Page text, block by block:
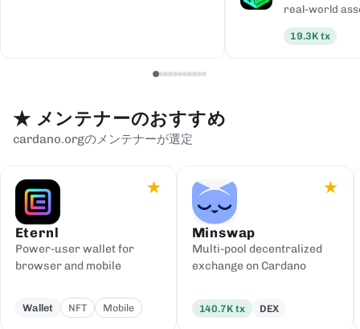
real-world
19.3K tx
★ メンテナーのおすすめ
cardano.orgのメンテナーが選定
★
Eternl
Power-user wallet for
browser and mobile
Wallet NFT Mobile
★
Minswap
Multi-pool decentralized
exchange on Cardano
140.7K tx DEX